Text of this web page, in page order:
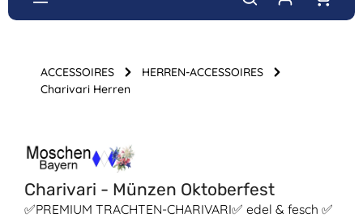
ACCESSOIRES
HERREN-ACCESSOIRES
Charivari Herren
Charivari - Münzen Oktoberfest
✅PREMIUM TRACHTEN-CHARIVARI✅ edel & fesch ✅